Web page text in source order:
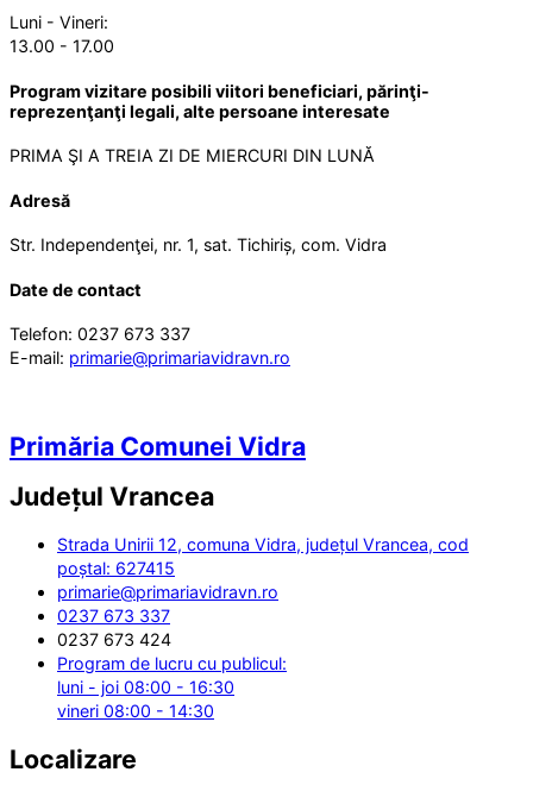
Luni - Vineri:
13.00 - 17.00
Program vizitare posibili viitori beneficiari, părinţi-
reprezenţanţi legali, alte persoane interesate
PRIMA ŞI A TREIA ZI DE MIERCURI DIN LUNĂ
Adresă
Str. Independenţei, nr. 1, sat. Tichiriș, com. Vidra
Date de contact
Telefon: 0237 673 337
E-mail: primarie@primariavidravn.ro
Primăria Comunei Vidra
Județul Vrancea
Strada Unirii 12, comuna Vidra, județul Vrancea, cod
poștal: 627415
primarie@primariavidravn.ro
0237 673 337
0237 673 424
Program de lucru cu publicul:
luni - joi 08:00 - 16:30
vineri 08:00 - 14:30
Localizare